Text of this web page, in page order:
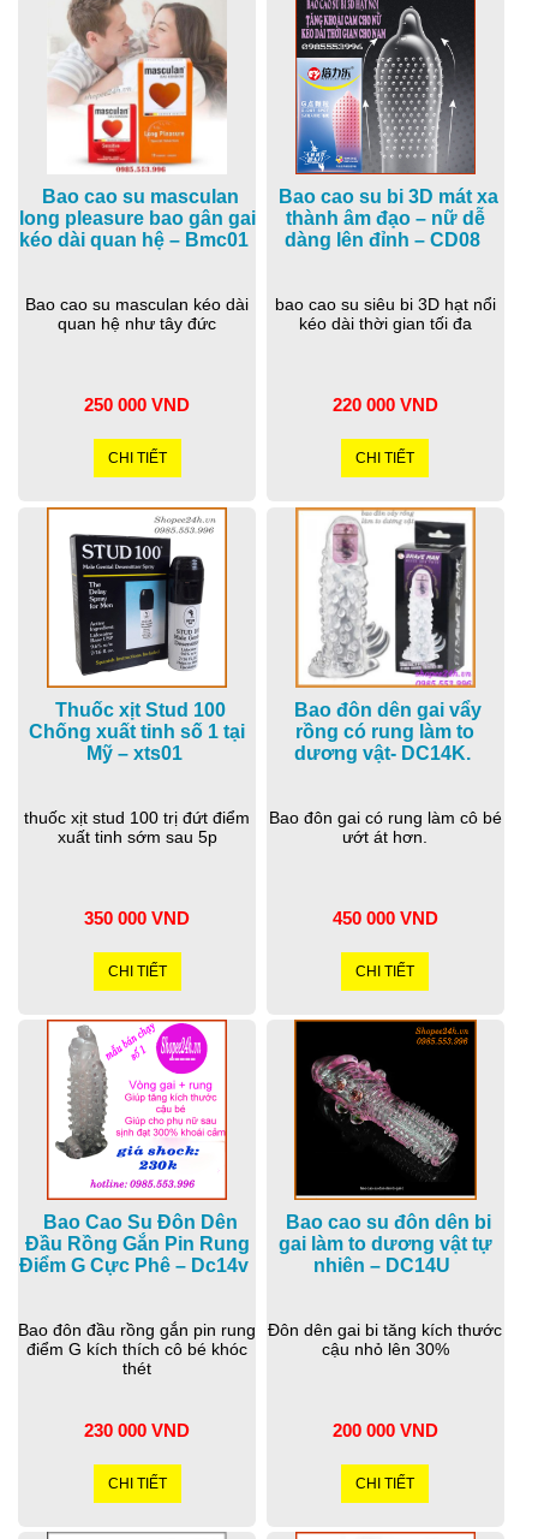
Bao cao su masculan
long pleasure bao gân gai
kéo dài quan hệ – Bmc01
Bao cao su masculan kéo dài
quan hệ như tây đức
250 000 VND
CHI TIẾT
Bao cao su bi 3D mát xa
thành âm đạo – nữ dễ
dàng lên đỉnh – CD08
bao cao su siêu bi 3D hạt nổi
kéo dài thời gian tối đa
220 000 VND
CHI TIẾT
Thuốc xịt Stud 100
Chống xuất tinh số 1 tại
Mỹ – xts01
thuốc xịt stud 100 trị đứt điểm
xuất tinh sớm sau 5p
350 000 VND
CHI TIẾT
Bao đôn dên gai vẩy
rồng có rung làm to
dương vật- DC14K.
Bao đôn gai có rung làm cô bé
ướt át hơn.
450 000 VND
CHI TIẾT
Bao Cao Su Đôn Dên
Đầu Rồng Gắn Pin Rung
Điểm G Cực Phê – Dc14v
Bao đôn đầu rồng gắn pin rung
điểm G kích thích cô bé khóc
thét
230 000 VND
CHI TIẾT
Bao cao su đôn dên bi
gai làm to dương vật tự
nhiên – DC14U
Đôn dên gai bi tăng kích thước
cậu nhỏ lên 30%
200 000 VND
CHI TIẾT